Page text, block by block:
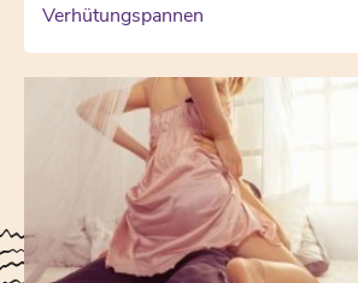
Verhütungspannen